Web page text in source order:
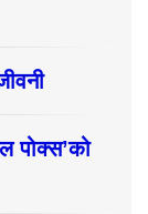
पोक्स’को